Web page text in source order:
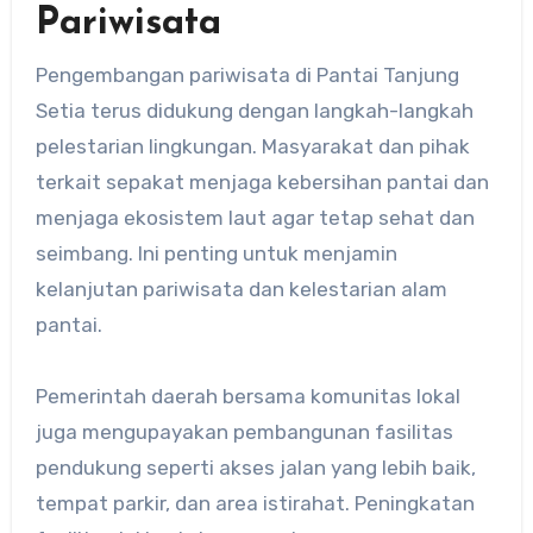
Pariwisata
Pengembangan pariwisata di Pantai Tanjung
Setia terus didukung dengan langkah-langkah
pelestarian lingkungan. Masyarakat dan pihak
terkait sepakat menjaga kebersihan pantai dan
menjaga ekosistem laut agar tetap sehat dan
seimbang. Ini penting untuk menjamin
kelanjutan pariwisata dan kelestarian alam
pantai.
Pemerintah daerah bersama komunitas lokal
juga mengupayakan pembangunan fasilitas
pendukung seperti akses jalan yang lebih baik,
tempat parkir, dan area istirahat. Peningkatan